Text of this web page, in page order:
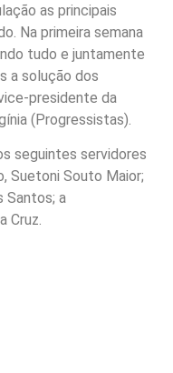
as principais
Na primeira semana
tudo e juntamente
a solução dos
presidente da
(Progressistas).
seguintes servidores
Suetoni Souto Maior;
Santos; a
Cruz.